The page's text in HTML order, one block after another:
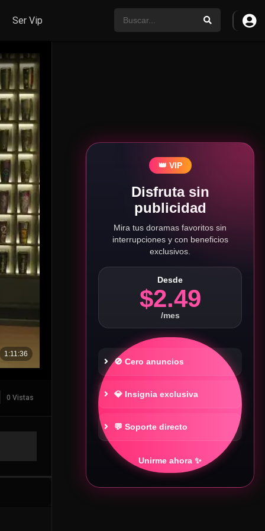
Ser Vip
0 Vistas
👑 VIP
Disfruta sin
publicidad
Mira tus doramas favoritos sin
interrupciones y con beneficios
exclusivos.
Desde
$2.49
/mes
🚫 Cero anuncios
💎 Insignia exclusiva
💬 Soporte directo
Unirme ahora ✨